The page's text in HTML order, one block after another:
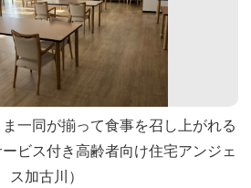
一同が揃って食事を召し上がれる
ビス付き高齢者向け住宅アンジェ
ス加古川）